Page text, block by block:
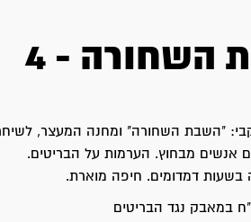
השחורה - 4
"השבת השחורה" ומחנה המעצר,
אנשים מבחוץ. הערמות על הבריטים.
בשעות דמדומים. חיפה מוארת.
במאבק נגד הבריטים